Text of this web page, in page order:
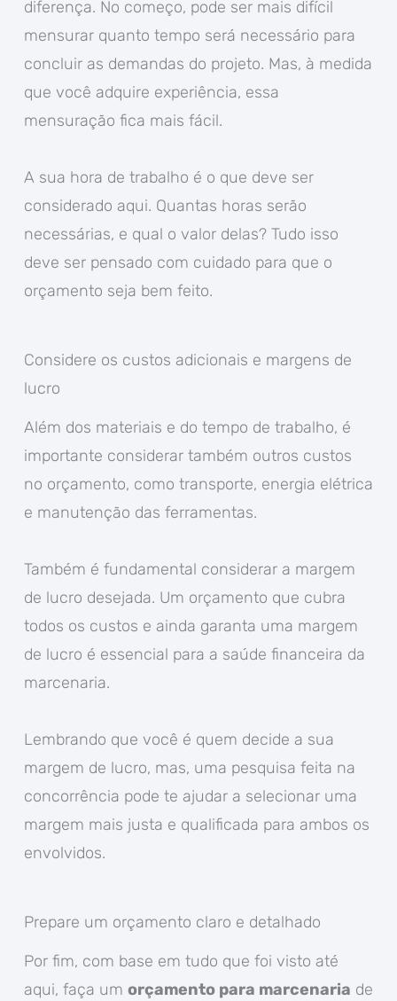
diferença. No começo, pode ser mais difícil
mensurar quanto tempo será necessário para
concluir as demandas do projeto. Mas, à medida
que você adquire experiência, essa
mensuração fica mais fácil.
A sua hora de trabalho é o que deve ser
considerado aqui. Quantas horas serão
necessárias, e qual o valor delas? Tudo isso
deve ser pensado com cuidado para que o
orçamento seja bem feito.
Considere os custos adicionais e margens de
lucro
Além dos materiais e do tempo de trabalho, é
importante considerar também outros custos
no orçamento, como transporte, energia elétrica
e manutenção das ferramentas.
Também é fundamental considerar a margem
de lucro desejada. Um orçamento que cubra
todos os custos e ainda garanta uma margem
de lucro é essencial para a saúde financeira da
marcenaria.
Lembrando que você é quem decide a sua
margem de lucro, mas, uma pesquisa feita na
concorrência pode te ajudar a selecionar uma
margem mais justa e qualificada para ambos os
envolvidos.
Prepare um orçamento claro e detalhado
Por fim, com base em tudo que foi visto até
aqui, faça um orçamento para marcenaria de